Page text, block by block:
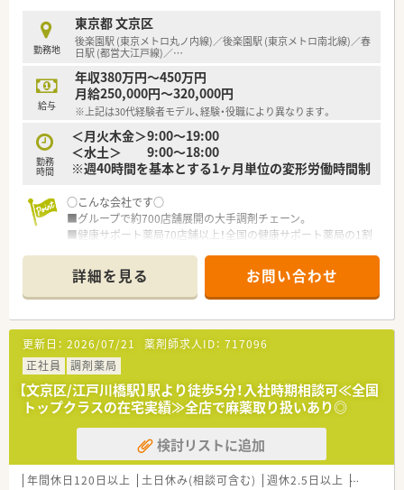
■多くの店舗が薬剤師4～6名体制で運営されており、スタッフ
同士が協力し合える環境が整っています。
■大手チェーンならではの充実したヘルプ体制が整備されてお
り、急な欠員時なども安心して勤務できます。
【こんな方にオススメ】
■福利厚生や休暇制度が充実した大手企業で、安心して長く安定
的に働きたい方におすすめです。
■充実した教育制度や多様なキャリアパスを通じて、薬剤師とし
て着実に成長し続けたい方に最適です。
療の経験を積みたい方にも適しています。
勤務地
東京都 文京区
後楽園駅 (東京メトロ丸ノ内線)／後楽園駅 (東京メトロ南北線)／春
日駅 (都営大江戸線)／…
給与
年収380万円～450万円
月給250,000円～320,000円
※上記は30代経験者モデル、経験・役職により異なります。
勤務
時間
＜月火木金＞9:00～19:00
＜水土＞ 9:00～18:00
※週40時間を基本とする1ヶ月単位の変形労働時間制
○こんな会社です○
■グループで約700店舗展開の大手調剤チェーン。
■健康サポート薬局70店舗以上！全国の健康サポート薬局の1割
■医師の開業支援・病床周りのレンタルリースなど、経営の柱が
複数で安心
■処方箋枚数70-150枚の店舗が多く経験を積めます
■店舗スタッフは4-6名が平均で負担は少なめ！
■≪病院出身者も歓迎≫医療機関との連携を重視。
医師との面会・トレースレポート・医師との勉強会・カンファレン
スを通じで、病院と一体となって患者様をサポート。
病院出身者の方も、他職種連携の経験が活かせます。
■≪研修制度充実≫
高度管理機能薬局薬剤師育成研修・在宅医療研修・健康サポート
薬局研修
学術研究研修・海外研修・病院出向研修・通信教育講座などを準
備。
■子育て支援制度充実
詳細を見る お問い合わせ
更新日： 2026/07/21 薬剤師求人ID： 717096
正社員
調剤薬局
【文京区/江戸川橋駅】駅より徒歩5分！入社時期相談可≪全国
トップクラスの在宅実績≫全店で麻薬取り扱いあり◎
検討リストに追加
年間休日120日以上 土日休み(相談可含む) 週休2.5日以上 週32h以